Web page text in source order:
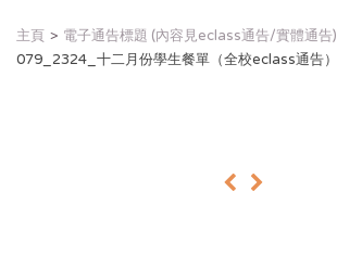
主頁
電子通告標題 (內容見eclass通告/實體通告)
079_2324_十二月份學生餐單（全校eclass通告）
« »